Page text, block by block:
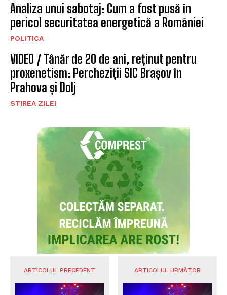
Analiza unui sabotaj: Cum a fost pusă în
pericol securitatea energetică a României
POLITICA
VIDEO / Tânăr de 20 de ani, reținut pentru
proxenetism: Percheziții SIC Brașov în
Prahova și Dolj
STIREA ZILEI
ARTICOLUL PRECEDENT ARTICOLUL URMĂTOR